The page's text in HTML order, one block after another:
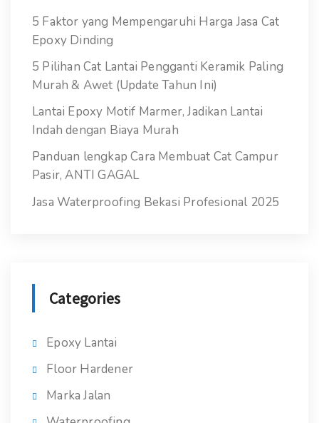
5 Faktor yang Mempengaruhi Harga Jasa Cat
Epoxy Dinding
5 Pilihan Cat Lantai Pengganti Keramik Paling
Murah & Awet (Update Tahun Ini)
Lantai Epoxy Motif Marmer, Jadikan Lantai
Indah dengan Biaya Murah
Panduan lengkap Cara Membuat Cat Campur
Pasir, ANTI GAGAL
Jasa Waterproofing Bekasi Profesional 2025
Categories
Epoxy Lantai
Floor Hardener
Marka Jalan